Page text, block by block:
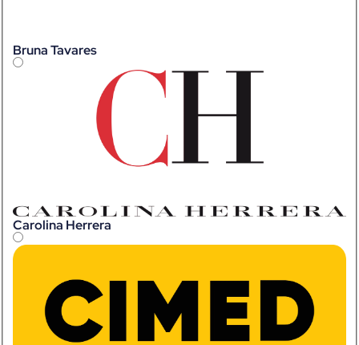
Bruna Tavares
Carolina Herrera